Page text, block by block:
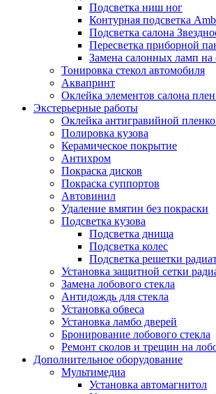
Подсветка ниш ног
Контурная подсветка
Подсветка салона
Пересветка приборной
Замена салонных ламп на
Тонировка стекол автомобиля
Аквапринт
Оклейка элементов салона
Экстерьерные работы
Оклейка антигравийной
Полировка кузова
Керамическое покрытие
Антихром
Покраска дисков
Покраска суппортов
Автовинил
Удаление вмятин без покраски
Подсветка кузова
Подсветка днища
Подсветка колес
Подсветка решетки
Установка защитной сетки
Замена лобового стекла
Антидождь для стекла
Установка обвеса
Установка ламбо дверей
Бронирование лобового стекла
Ремонт сколов и трещин на
Дополнительное оборудование
Мультимедиа
Установка автомагнитол